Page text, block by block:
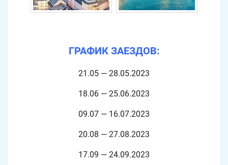
ГРАФИК ЗАЕЗДОВ:
21.05 — 28.05.2023
18.06 — 25.06.2023
09.07 — 16.07.2023
20.08 — 27.08.2023
17.09 — 24.09.2023